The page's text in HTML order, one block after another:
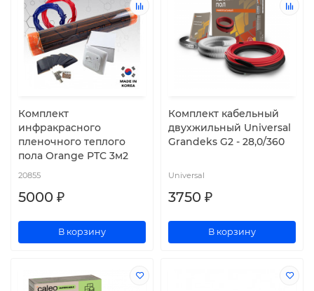
Комплект
инфракрасного
пленочного теплого
пола Orange PTC 3м2
20855
5000 ₽
В корзину
Комплект кабельный
двухжильный Universal
Grandeks G2 - 28,0/360
Universal
3750 ₽
В корзину